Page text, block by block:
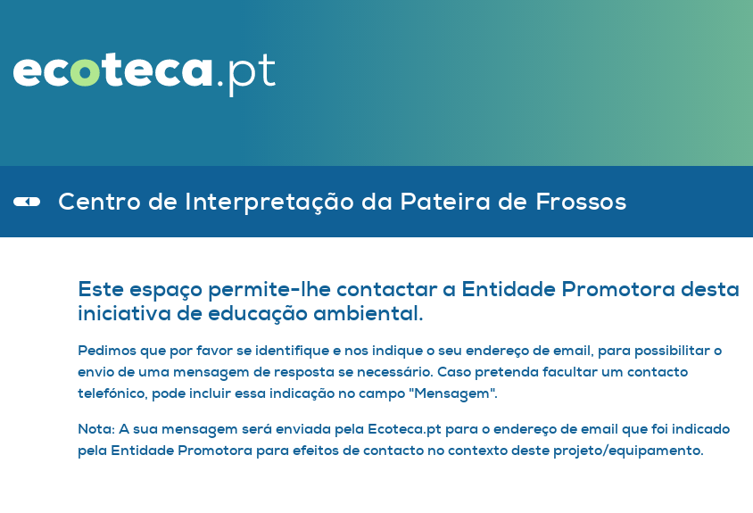
Centro de Interpretação da Pateira de Frossos
Este espaço permite-lhe contactar a Entidade Promotora desta
iniciativa de educação ambiental.
Pedimos que por favor se identifique e nos indique o seu endereço de email, para possibilitar o
envio de uma mensagem de resposta se necessário. Caso pretenda facultar um contacto
telefónico, pode incluir essa indicação no campo "Mensagem".
Nota: A sua mensagem será enviada pela Ecoteca.pt para o endereço de email que foi indicado
pela Entidade Promotora para efeitos de contacto no contexto deste projeto/equipamento.